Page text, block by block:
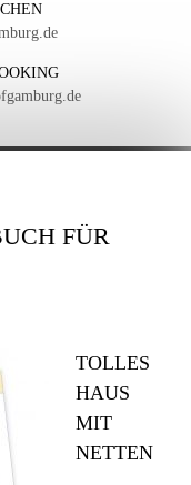
FÜR
TOLLES
HAUS
MIT
NETTEN